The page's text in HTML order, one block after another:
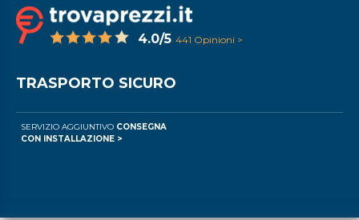
4.0/5 441 Opinioni >
TRASPORTO SICURO
SERVIZIO AGGIUNTIVO CONSEGNA
CON INSTALLAZIONE >